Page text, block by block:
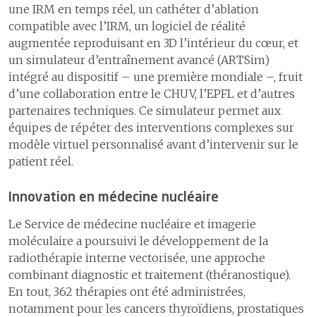
une IRM en temps réel, un cathéter d’ablation
compatible avec l’IRM, un logiciel de réalité
augmentée reproduisant en 3D l’intérieur du cœur, et
un simulateur d’entraînement avancé (ARTSim)
intégré au dispositif – une première mondiale –, fruit
d’une collaboration entre le CHUV, l’EPFL et d’autres
partenaires techniques. Ce simulateur permet aux
équipes de répéter des interventions complexes sur
modèle virtuel personnalisé avant d’intervenir sur le
patient réel.
Innovation en médecine nucléaire
Le Service de médecine nucléaire et imagerie
moléculaire a poursuivi le développement de la
radiothérapie interne vectorisée, une approche
combinant diagnostic et traitement (théranostique).
En tout, 362 thérapies ont été administrées,
notamment pour les cancers thyroïdiens, prostatiques